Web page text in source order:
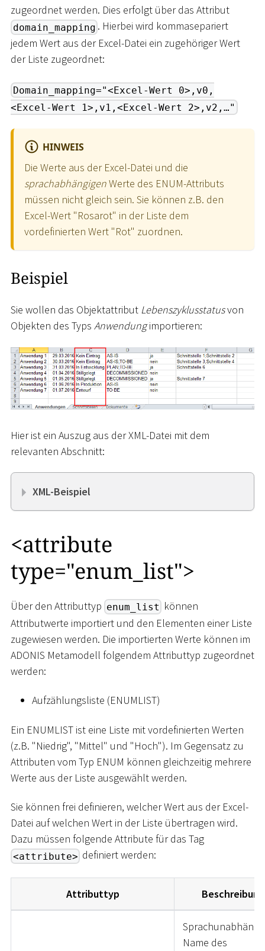
zugeordnet werden. Dies erfolgt über das Attribut
domain_mapping . Hierbei wird kommasepariert
jedem Wert aus der Excel-Datei ein zugehöriger Wert
der Liste zugeordnet:
Domain_mapping="<Excel-Wert 0>,v0,
<Excel-Wert 1>,v1,<Excel-Wert 2>,v2,…"
HINWEIS
Die Werte aus der Excel-Datei und die
sprachabhängigenWerte des ENUM-Attributs
müssen nicht gleich sein. Sie können z.B. den
Excel-Wert "Rosarot" in der Liste dem
vordefinierten Wert "Rot" zuordnen.
Beispiel
Sie wollen das Objektattribut Lebenszyklusstatusvon
Objekten des Typs Anwendungimportieren:
Hier ist ein Auszug aus der XML-Datei mit dem
relevanten Abschnitt:
XML-Beispiel
<attribute
type="enum_list">
Über den Attributtyp enum_list können
Attributwerte importiert und den Elementen einer Liste
zugewiesen werden. Die importierten Werte können im
ADONIS Metamodell folgendem Attributtyp zugeordnet
werden:
Aufzählungsliste (ENUMLIST)
Ein ENUMLIST ist eine Liste mit vordefinierten Werten
(z.B. "Niedrig", "Mittel" und "Hoch"). Im Gegensatz zu
Attributen vom Typ ENUM können gleichzeitig mehrere
Werte aus der Liste ausgewählt werden.
Sie können frei definieren, welcher Wert aus der Excel-
Datei auf welchen Wert in der Liste übertragen wird.
Dazu müssen folgende Attribute für das Tag
<attribute> definiert werden:
Attributtyp Beschreibung
Name des